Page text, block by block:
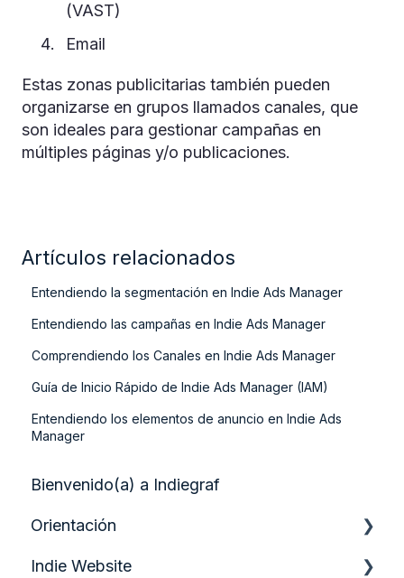
(VAST)
Email
Estas zonas publicitarias también pueden
organizarse en grupos llamados canales, que
son ideales para gestionar campañas en
múltiples páginas y/o publicaciones.
Artículos relacionados
Entendiendo la segmentación en Indie Ads Manager
Entendiendo las campañas en Indie Ads Manager
Comprendiendo los Canales en Indie Ads Manager
Guía de Inicio Rápido de Indie Ads Manager (IAM)
Entendiendo los elementos de anuncio en Indie Ads
Manager
Bienvenido(a) a Indiegraf
Orientación
Guía de inicio rápido
Indie Website